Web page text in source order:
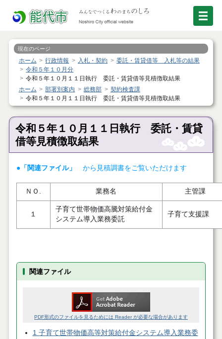
現在のページ
ホーム 行政情報 入札・契約
委託・賃貸借等 入札等の結果
令和５年１０月分
令和５年１０月１１日執行 委託・賃貸借等見積徴取結果
ホーム
部署別案内 総務部
契約検査課
令和５年１０月１１日執行 委託・賃貸借等見積徴取結果
令和５年１０月１１日執行 委託・賃貸
借等見積徴取結果
●「関連ファイル」 から見積調書をご覧いただけます
ＮＯ. 業務名 主管課
１
子育て世帯物価高騰対策給付金
システム導入業務委託
子育て支援課
関連ファイル
PDF形式のファイルを見るためには Reader が必要な場合があります
1 子育て世帯物価高等対策給付金システム導入業務委